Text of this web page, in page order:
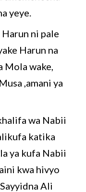
yeye.
ni pale
Harun na
Mola wake,
,amani ya
wa Nabii
katika
ya kufa Nabii
kwa hivyo
Ali